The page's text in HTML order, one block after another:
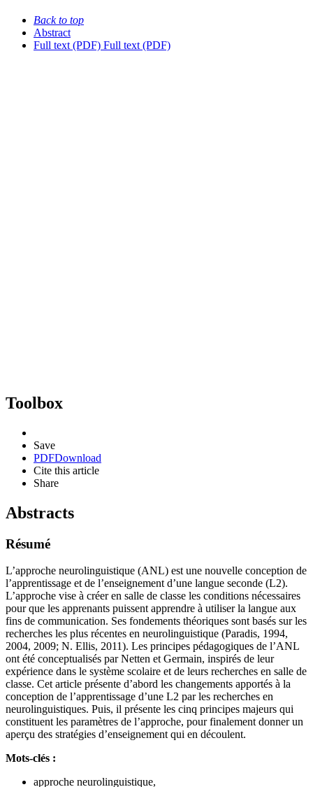
Back to top
Abstract
Full text (PDF) Full text (PDF)
Toolbox
Save
PDFDownload
Cite this article
Share
Abstracts
Résumé
L’approche neurolinguistique (ANL) est une nouvelle conception de
l’apprentissage et de l’enseignement d’une langue seconde (L2).
L’approche vise à créer en salle de classe les conditions nécessaires
pour que les apprenants puissent apprendre à utiliser la langue aux
fins de communication. Ses fondements théoriques sont basés sur les
recherches les plus récentes en neurolinguistique (Paradis, 1994,
2004, 2009; N. Ellis, 2011). Les principes pédagogiques de l’ANL
ont été conceptualisés par Netten et Germain, inspirés de leur
expérience dans le système scolaire et de leurs recherches en salle de
classe. Cet article présente d’abord les changements apportés à la
conception de l’apprentissage d’une L2 par les recherches en
neurolinguistiques. Puis, il présente les cinq principes majeurs qui
constituent les paramètres de l’approche, pour finalement donner un
aperçu des stratégies d’enseignement qui en découlent.
Mots-clés :
approche neurolinguistique,